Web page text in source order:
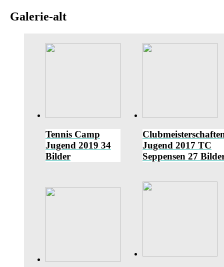
Galerie-alt
Tennis Camp
Jugend 2019 34
Bilder
Jugend 2017 TC
Seppensen 27